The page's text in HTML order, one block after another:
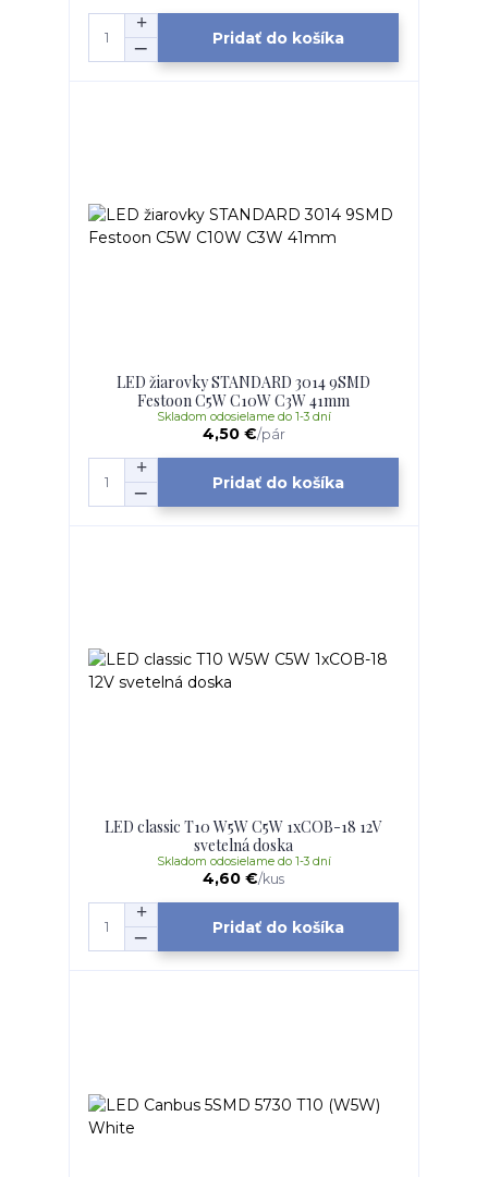
Pridať do košíka
LED žiarovky STANDARD 3014 9SMD
Festoon C5W C10W C3W 41mm
4,50 €/pár
Skladom odosielame do 1-3 dní
Pridať do košíka
LED classic T10 W5W C5W 1xCOB-18 12V
svetelná doska
4,60 €/kus
Skladom odosielame do 1-3 dní
Pridať do košíka